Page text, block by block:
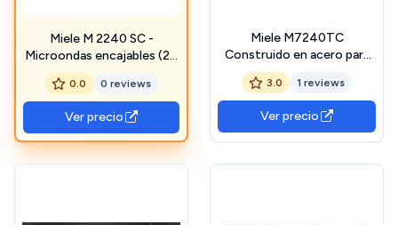
Miele M 2240 SC -
Microondas encajables (26
L, 900 W), color negro
0.0 0 reviews
Ver precio
Miele M7240TC
Construido en acero para
microondas, 700011693
3.0 1 reviews
Ver precio